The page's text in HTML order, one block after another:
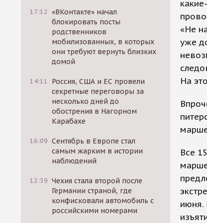
17:12 «ВКонтакте» начал
блокировать посты
родственников
мобилизованных, в которых
они требуют вернуть близких
домой
14:11
Россия, США и ЕС провели
секретные переговоры за
несколько дней до
обострения в Нагорном
Карабахе
16:09 Сентябрь в Европе стал
самым жарким в истории
наблюдений
12:39 Чехия стала второй после
Германии страной, где
конфисковали автомобиль с
российскими номерами
«Не
уже
На
Все
июня.